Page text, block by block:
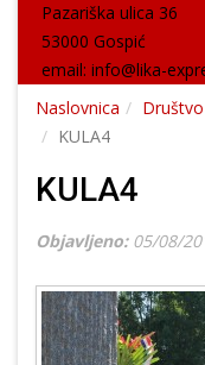
Pazariška ulica 36
53000 Gospić
email: info@lika-
Naslovnica
Društvo
KULA4
KULA4
Objavljeno: 05/08/